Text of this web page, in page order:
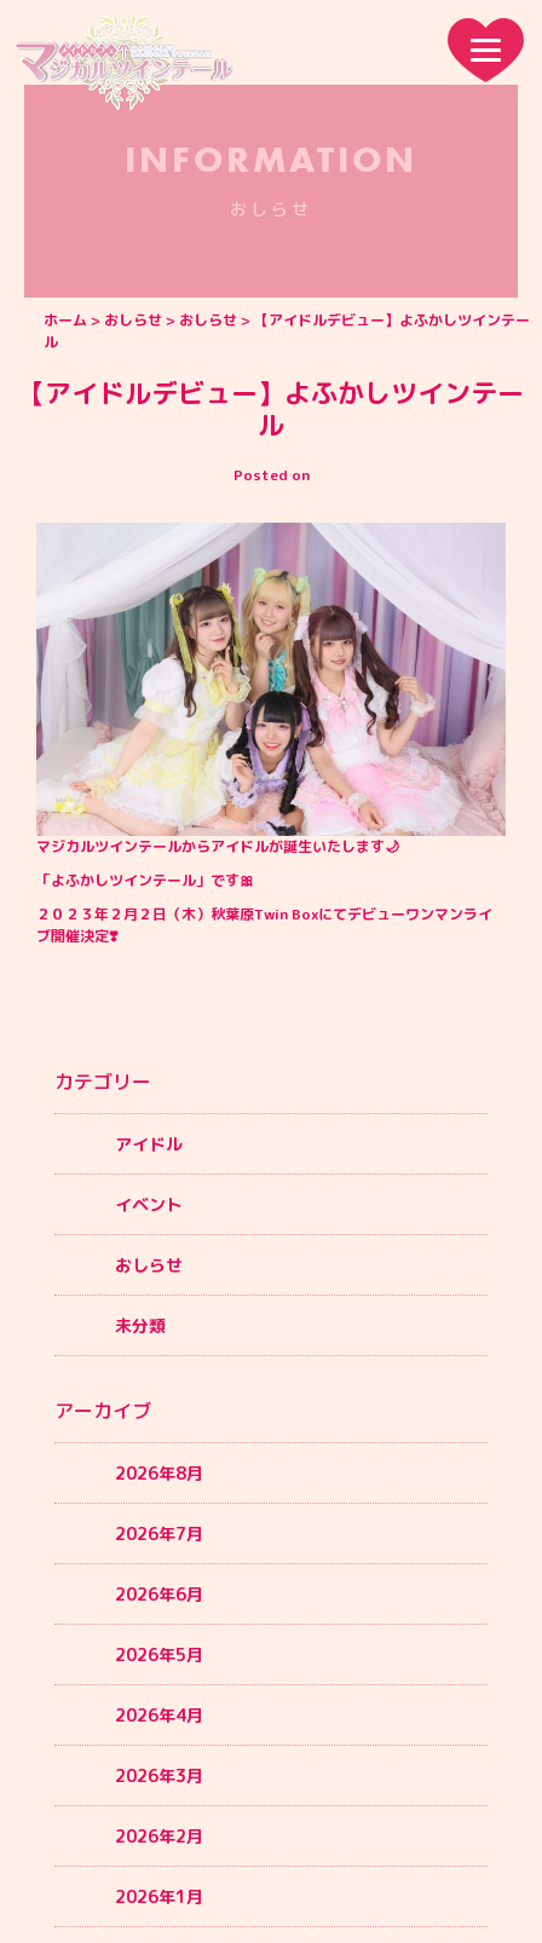
INFORMATION
おしらせ
ホーム おしらせ おしらせ
【アイドルデビュー】よふかしツインテー
ル
【アイドルデビュー】よふかしツインテー
ル
Posted on
マジカルツインテールからアイドルが誕生いたします🌙
「よふかしツインテール」です🎀
２０２３年２月２日（木）秋葉原Twin Boxにてデビューワンマンライ
ブ開催決定❣️
カテゴリー
アイドル
イベント
おしらせ
未分類
アーカイブ
2026年8月
2026年7月
2026年6月
2026年5月
2026年4月
2026年3月
2026年2月
2026年1月